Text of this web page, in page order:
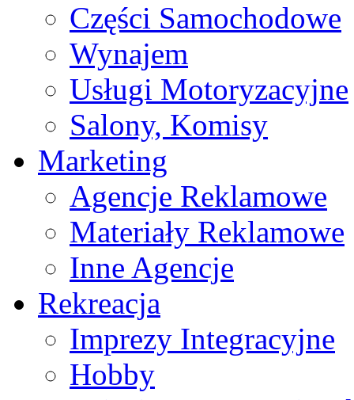
Części Samochodowe
Wynajem
Usługi Motoryzacyjne
Salony, Komisy
Marketing
Agencje Reklamowe
Materiały Reklamowe
Inne Agencje
Rekreacja
Imprezy Integracyjne
Hobby